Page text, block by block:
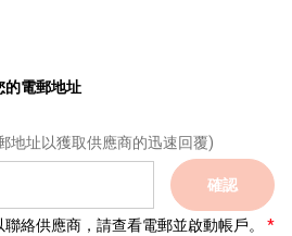
的電郵地址
地址以獲取供應商的迅速回覆)
確認
絡供應商，請查看電郵並啟動帳戶。